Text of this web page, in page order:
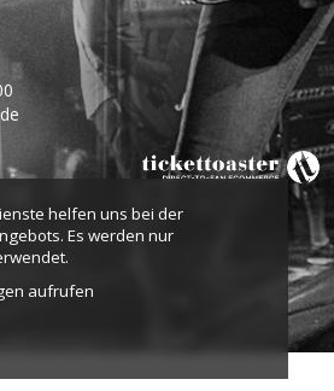
helfen uns bei der
Es werden nur
aufrufen